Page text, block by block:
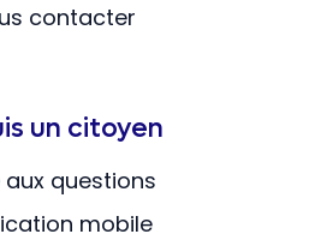
contacter
un citoyen
aux questions
mobile